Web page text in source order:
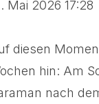
Mai 2026 17:28
diesen
hin: Am
nach